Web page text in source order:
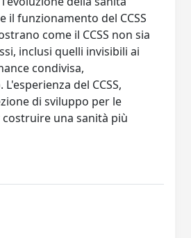
funzionamento del CCSS
come il CCSS non sia
inclusi quelli invisibili ai
condivisa,
del CCSS,
di sviluppo per le
una sanità più